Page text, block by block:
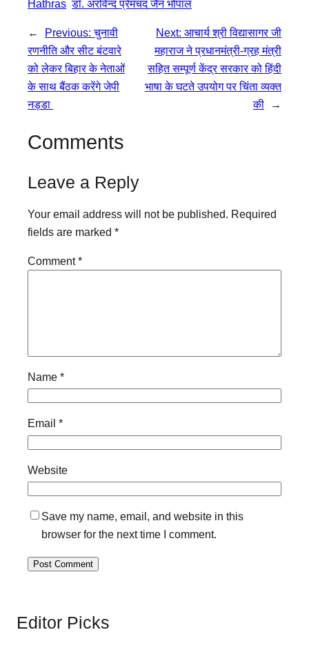
Hathras डॉ. अरविन्द प्रेमचंद जैन भोपाल
← Previous:चुनावी
रणनीति और सीट बंटवारे
को लेकर बिहार के नेताओं
के साथ बैंठक करेंगे जेपी
नड्डा
Next: आचार्य श्री विद्यासागर जी
महाराज ने प्रधानमंत्री-ग्रह मंत्री
सहित सम्पूर्ण केंद्र सरकार को हिंदी
भाषा के घटते उपयोग पर चिंता व्यक्त
की
→
Comments
Leave a Reply
Your email address will not be published. Required
fields are marked *
Comment*
Name *
Email *
Website
Save my name, email, and website in this
browser for the next time I comment.
Editor Picks